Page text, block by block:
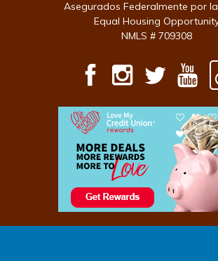
Asegurados Federalmente por
Equal Housing
NMLS # 709308